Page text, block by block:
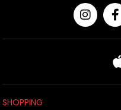
SHOPPING